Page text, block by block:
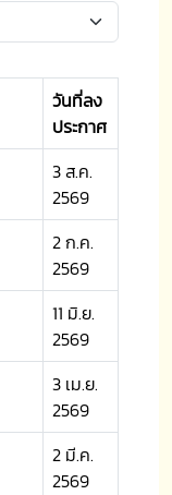
วันที่ลง
ประกาศ
3 ส.ค.
2569
2 ก.ค.
2569
11 มิ.ย.
2569
3 เม.ย.
2569
2 มี.ค.
2569